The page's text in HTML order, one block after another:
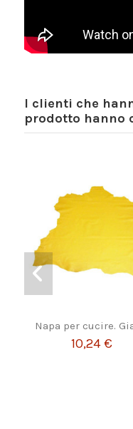
I clienti che
prodotto hanno
Napa per cucire.
10,24 €